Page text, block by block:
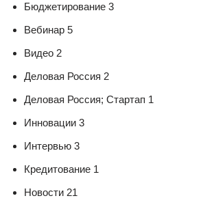
Бюджетирование 3
Вебинар 5
Видео 2
Деловая Россия 2
Деловая Россия; Стартап 1
Инновации 3
Интервью 3
Кредитование 1
Новости 21